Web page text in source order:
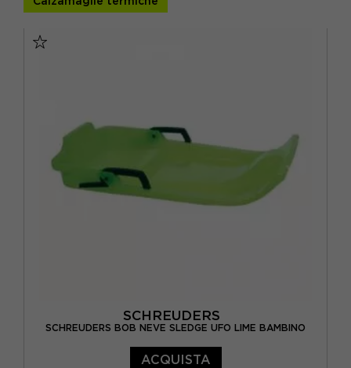
VERDE(1)
SCHREUDERS
SCHREUDERS BOB NEVE SLEDGE UFO LIME BAMBINO
ACQUISTA